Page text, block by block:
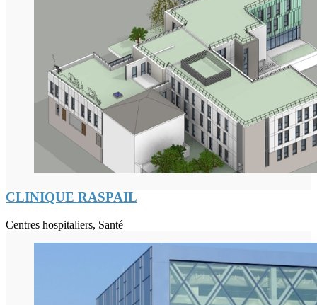
CLINIQUE RASPAIL
Centres hospitaliers, Santé